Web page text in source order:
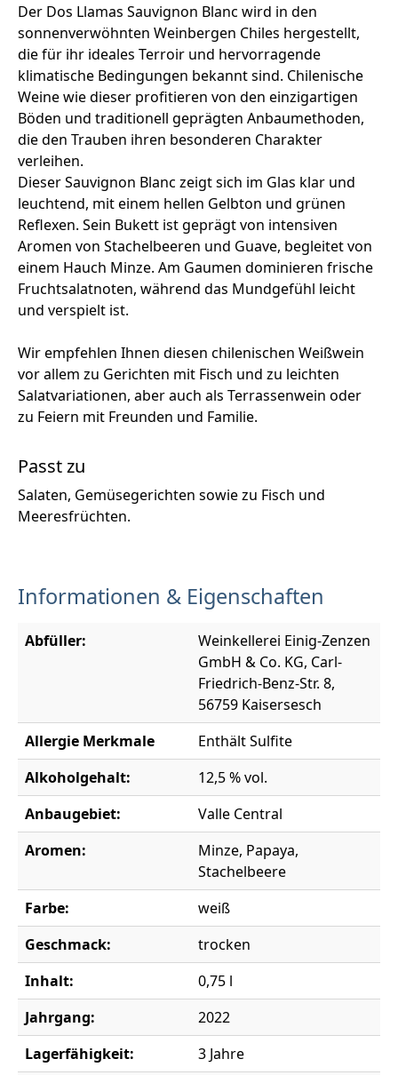
Der Dos Llamas Sauvignon Blanc wird in den
sonnenverwöhnten Weinbergen Chiles hergestellt,
die für ihr ideales Terroir und hervorragende
klimatische Bedingungen bekannt sind. Chilenische
Weine wie dieser profitieren von den einzigartigen
Böden und traditionell geprägten Anbaumethoden,
die den Trauben ihren besonderen Charakter
verleihen.
Dieser Sauvignon Blanc zeigt sich im Glas klar und
leuchtend, mit einem hellen Gelbton und grünen
Reflexen. Sein Bukett ist geprägt von intensiven
Aromen von Stachelbeeren und Guave, begleitet von
einem Hauch Minze. Am Gaumen dominieren frische
Fruchtsalatnoten, während das Mundgefühl leicht
und verspielt ist.
Wir empfehlen Ihnen diesen chilenischen Weißwein
vor allem zu Gerichten mit Fisch und zu leichten
Salatvariationen, aber auch als Terrassenwein oder
zu Feiern mit Freunden und Familie.
Passt zu
Salaten, Gemüsegerichten sowie zu Fisch und
Meeresfrüchten.
Informationen & Eigenschaften
Abfüller:
Weinkellerei Einig-Zenzen
GmbH & Co. KG, Carl-
Friedrich-Benz-Str. 8,
56759 Kaisersesch
Allergie Merkmale
Enthält Sulfite
Alkoholgehalt:
12,5 % vol.
Anbaugebiet:
Valle Central
Aromen:
Minze, Papaya,
Stachelbeere
Farbe:
weiß
Geschmack:
trocken
Inhalt:
0,75 l
Jahrgang:
2022
Lagerfähigkeit:
3 Jahre